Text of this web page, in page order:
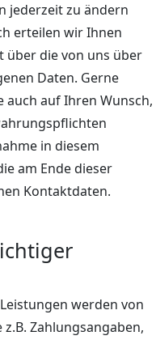
jederzeit zu ändern
erteilen wir Ihnen
über die von uns über
Daten. Gerne
auch auf Ihren Wunsch,
in diesem
am Ende dieser
Kontaktdaten.
werden von
Zahlungsangaben,